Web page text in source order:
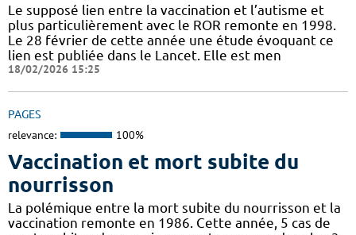
Le supposé lien entre la vaccination et l’autisme et
plus particulièrement avec le ROR remonte en 1998.
Le 28 février de cette année une étude évoquant ce
lien est publiée dans le Lancet. Elle est men
18/02/2026 15:25
PAGES
relevance: 100%
Vaccination et mort subite du
nourrisson
La polémique entre la mort subite du nourrisson et la
vaccination remonte en 1986. Cette année, 5 cas de